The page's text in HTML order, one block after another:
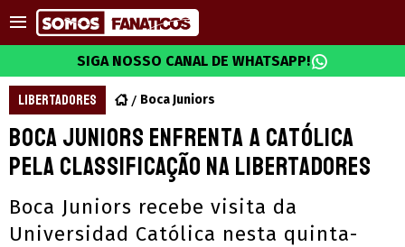
SIGA NOSSO CANAL DE WHATSAPP!
LIBERTADORES Boca Juniors
Boca Juniors enfrenta a Católica
pela classificação na Libertadores
Boca Juniors recebe visita da
Universidad Católica nesta quinta-